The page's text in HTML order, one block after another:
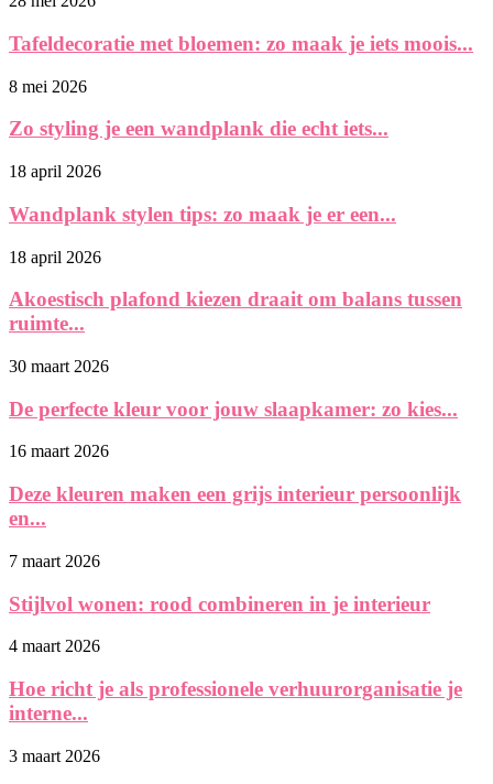
Tafeldecoratie met bloemen: zo maak je iets moois...
8 mei 2026
Zo styling je een wandplank die echt iets...
18 april 2026
Wandplank stylen tips: zo maak je er een...
18 april 2026
Akoestisch plafond kiezen draait om balans tussen
ruimte...
30 maart 2026
De perfecte kleur voor jouw slaapkamer: zo kies...
16 maart 2026
Deze kleuren maken een grijs interieur persoonlijk
en...
7 maart 2026
Stijlvol wonen: rood combineren in je interieur
4 maart 2026
Hoe richt je als professionele verhuurorganisatie je
interne...
3 maart 2026